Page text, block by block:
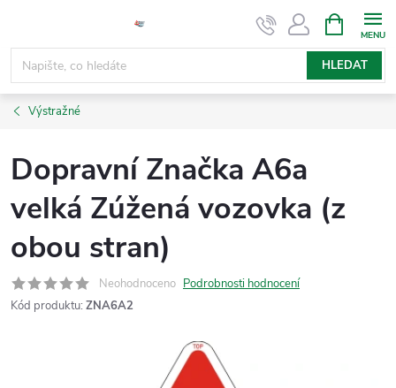
obsah
HLEDAT
NÁKUPNÍ
KOŠÍK
Výstražné
Dopravní Značka A6a
velká Zúžená vozovka (z
obou stran)
Neohodnoceno Podrobnosti hodnocení
Kód produktu: ZNA6A2